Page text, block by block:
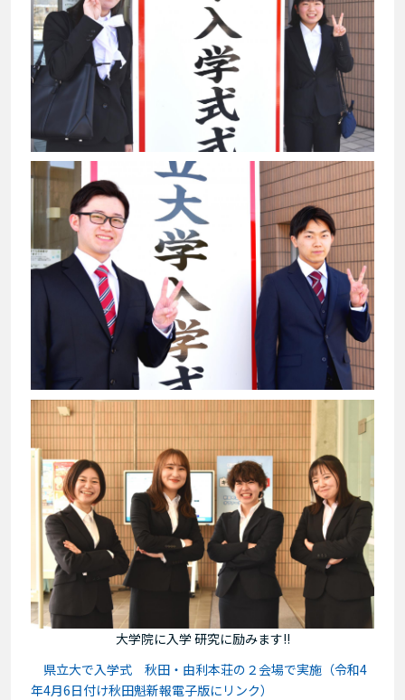
大学院に入学 研究に励みます!!
県立大で入学式 秋田・由利本荘の２会場で実施（令和4
年4月6日付け秋田魁新報電子版にリンク）